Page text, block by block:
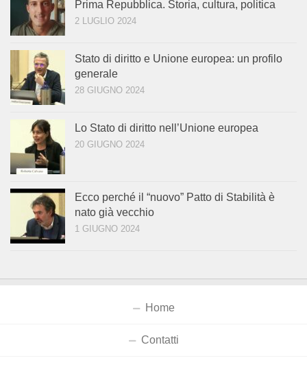
Prima Repubblica. Storia, cultura, politica
2 LUGLIO 2024
Stato di diritto e Unione europea: un profilo
generale
28 GIUGNO 2024
Lo Stato di diritto nell’Unione europea
20 GIUGNO 2024
Ecco perché il “nuovo” Patto di Stabilità è
nato già vecchio
1 GIUGNO 2024
Home
Contatti